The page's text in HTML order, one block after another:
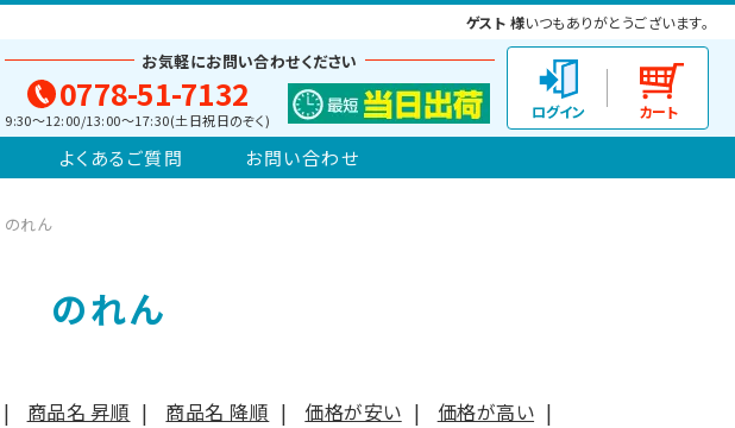
ゲスト 様いつもありがとうございます。
お気軽にお問い合わせください
0778-51-7132
9:30～12:00/13:00～17:30(土日祝日のぞく)
よくあるご質問 お問い合わせ
のれん
のれん
| 商品名 昇順 | 商品名 降順 | 価格が安い | 価格が高い |